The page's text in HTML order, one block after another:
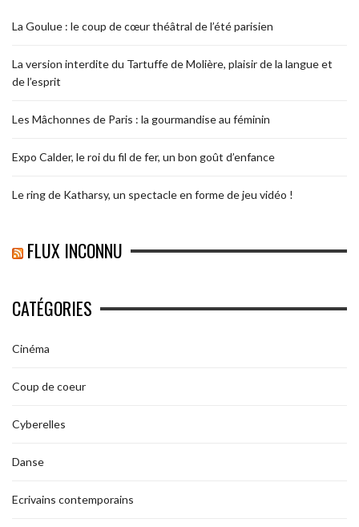
La Goulue : le coup de cœur théâtral de l’été parisien
La version interdite du Tartuffe de Molière, plaisir de la langue et
de l’esprit
Les Mâchonnes de Paris : la gourmandise au féminin
Expo Calder, le roi du fil de fer, un bon goût d’enfance
Le ring de Katharsy, un spectacle en forme de jeu vidéo !
FLUX INCONNU
CATÉGORIES
Cinéma
Coup de coeur
Cyberelles
Danse
Ecrivains contemporains